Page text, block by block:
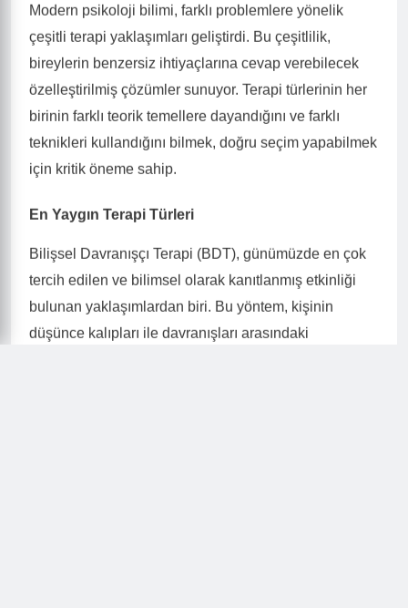
Modern psikoloji bilimi, farklı problemlere yönelik
çeşitli terapi yaklaşımları geliştirdi. Bu çeşitlilik,
bireylerin benzersiz ihtiyaçlarına cevap verebilecek
özelleştirilmiş çözümler sunuyor. Terapi türlerinin her
birinin farklı teorik temellere dayandığını ve farklı
teknikleri kullandığını bilmek, doğru seçim yapabilmek
için kritik öneme sahip.
En Yaygın Terapi Türleri
Bilişsel Davranışçı Terapi (BDT), günümüzde en çok
tercih edilen ve bilimsel olarak kanıtlanmış etkinliği
bulunan yaklaşımlardan biri. Bu yöntem, kişinin
düşünce kalıpları ile davranışları arasındaki